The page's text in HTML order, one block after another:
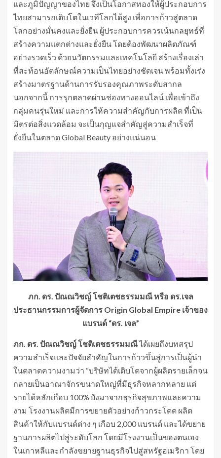
และภูมิปัญญาของไทย จึงเป็นโอกาสทองให้ผู้ประกอบการ
ไทยสามารถเติบโตในเวทีโลกได้สูง เพื่อการก้าวสู่ตลาด
โลกอย่างมั่นคงและยั่งยืน ผู้ประกอบการควรเน้นกลยุทธ์ที่
สร้างความแตกต่างและยั่งยืน โดยต้องพัฒนาผลิตภัณฑ์
อย่างรวดเร็ว ด้วยนวัตกรรมและเทคโนโลยี สร้างเรื่องเล่า
ที่สะท้อนอัตลักษณ์ความเป็นไทยอย่างชัดเจน พร้อมทั้งเร่ง
สร้างมาตรฐานด้านการรับรองคุณภาพระดับสากล
นอกจากนี้ การรุกตลาดผ่านช่องทางออนไลน์ เพื่อเข้าถึง
กลุ่มคนรุ่นใหม่ และการให้ความสำคัญกับการผลิต ที่เป็น
มิตรต่อสิ่งแวดล้อม จะเป็นกุญแจสำคัญสู่ความสำเร็จที่
ยั่งยืนในตลาด Global Beauty อย่างแน่นอน
ภก. ดร. ปัณณวิชญ์ โชติเตชธรรมมณี หรือ ดร.เจล
ประธานกรรมการผู้จัดการ Origin Global Empire เจ้าของ
แบรนด์ “ดร. เจล”
ภก. ดร. ปัณณวิชญ์ โชติเตชธรรมมณีได้เผยถึงบทสรุป
ความสำเร็จและปัจจัยสำคัญในการก้าวขึ้นสู่การเป็นผู้นำ
ในตลาดความงามว่า “บริษัทได้เติบโตจากผู้ผลิตรายเล็กจน
กลายเป็นอาณาจักรขนาดใหญ่ที่มีธุรกิจหลากหลาย แต่
รายได้หลักเกือบ 100% ยังมาจากธุรกิจสุขภาพและความ
งาม โรงงานผลิตมีการขยายตัวอย่างก้าวกระโดด ผลิต
สินค้าให้กับแบรนด์ต่าง ๆ เกือบ 2,000 แบรนด์ และได้ขยาย
ฐานการผลิตไปสู่ระดับโลก โดยมีโรงงานเป็นของตนเอง
ในเกาหลีและกำลังขยายฐานธุรกิจไปสู่สหรัฐอเมริกา โดย